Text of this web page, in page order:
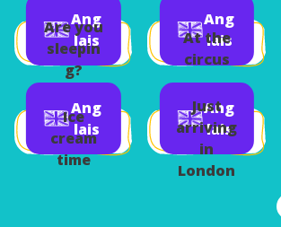
Ang
lais
Are you
sleepin
g?
Ang
lais
Ice
cream
time
Ang
lais
At the
circus
Ang
lais
Just
arriving
in
London